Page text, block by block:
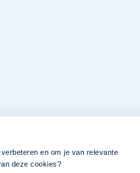
en om je van relevante
deze cookies?